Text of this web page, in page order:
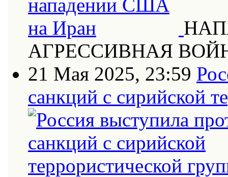
АГРЕССИВНАЯ
21 Мая 2025, 23:59
санкций с сирийской